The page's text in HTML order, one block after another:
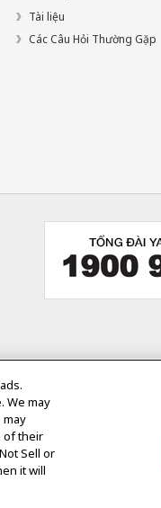
Tài liệu
Các Câu Hỏi Thường Gặp
We may
of their
Sell or
it will